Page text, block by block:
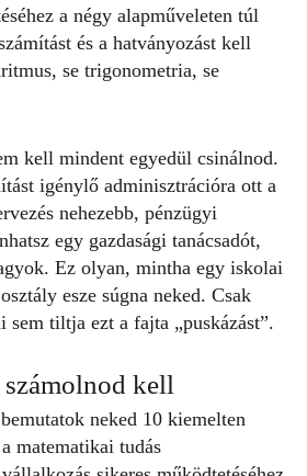
a négy alapműveleten túl
és a hatványozást kell
se trigonometria, se
kell mindent egyedül csinálnod.
igénylő adminisztrációra ott a
nehezebb, pénzügyi
egy gazdasági tanácsadót,
Ez olyan, mintha egy iskolai
esze súgna neked. Csak
sem tiltja ezt a fajta „puskázást”.
kell
neked 10 kiemelten
matematikai tudás